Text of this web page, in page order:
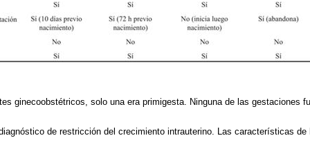
ginecoobstétricos, solo una era primigesta. Ninguna de las gestaciones
de restricción del crecimiento intrauterino. Las características